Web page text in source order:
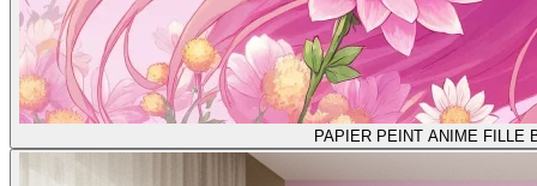
PAPIER PEINT ANIME FILLE